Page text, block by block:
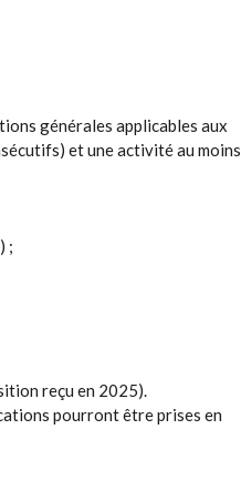
générales applicables aux
et une activité au moins
;
reçu en 2025).
pourront être prises en